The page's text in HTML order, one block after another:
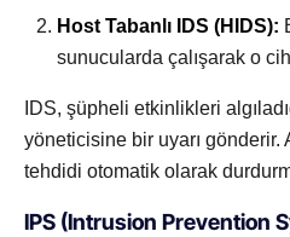
Host Tabanlı IDS (HIDS):
sunucularda çalışarak o
IDS, şüpheli etkinlikleri
yöneticisine bir uyarı gönderir.
tehdidi otomatik olarak
IPS (Intrusion Prevention